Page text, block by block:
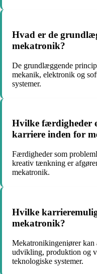
Hvad er de
mekatronik?
De grundlæggende
mekanik, elektronik og
systemer.
Hvilke færdigheder
karriere inden for
Færdigheder som
kreativ tænkning er
mekatronik.
Hvilke
mekatronik?
Mekatronikingeniører
udvikling, produktion og
teknologiske systemer.